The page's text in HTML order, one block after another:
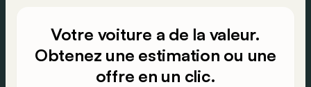
Votre voiture a de la valeur.
Obtenez une estimation ou une
offre en un clic.